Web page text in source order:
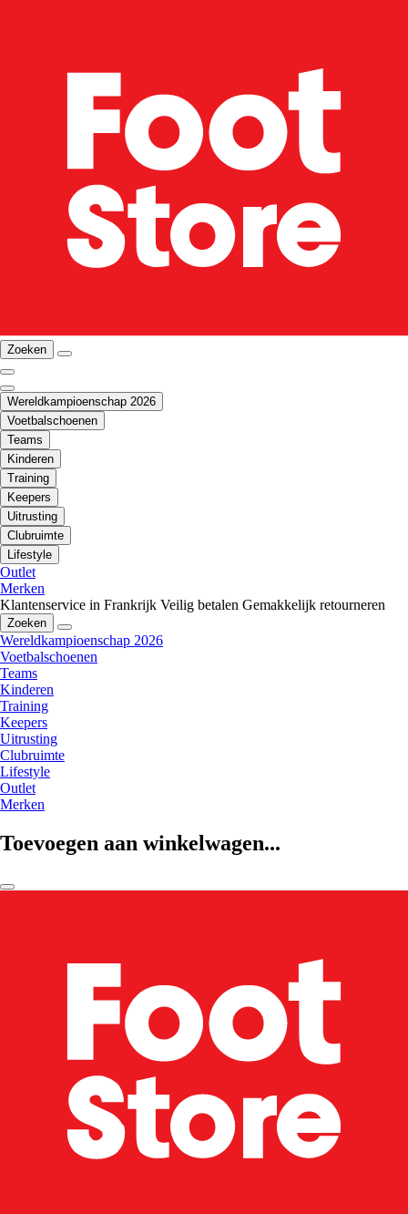
Zoeken
Wereldkampioenschap 2026
Voetbalschoenen
Teams
Kinderen
Training
Keepers
Uitrusting
Clubruimte
Lifestyle
Outlet
Merken
Klantenservice in Frankrijk Veilig betalen Gemakkelijk retourneren
Zoeken
Wereldkampioenschap 2026
Voetbalschoenen
Teams
Kinderen
Training
Keepers
Uitrusting
Clubruimte
Lifestyle
Outlet
Merken
Toevoegen aan winkelwagen...